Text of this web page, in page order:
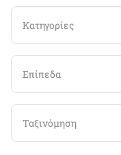
Κατηγορίες
Επίπεδα
Ταξινόμηση